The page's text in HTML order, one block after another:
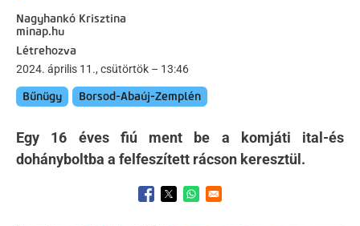
Nagyhankó Krisztina
minap.hu
Létrehozva
2024. április 11., csütörtök – 13:46
Bűnügy Borsod-Abaúj-Zemplén
Egy 16 éves fiú ment be a komjáti ital-és
dohányboltba a felfeszített rácson keresztül.
Opens in a new window
Opens in a new window
Opens in a new window